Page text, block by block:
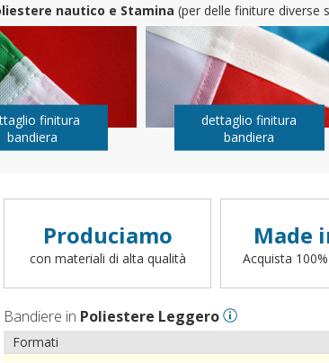
nautico e Stamina (per delle finiture diverse
finitura
bandiera
dettaglio finitura
bandiera
Produciamo
con materiali di alta qualità
Made
Acquista
Bandiere in Poliestere Leggero
Formati